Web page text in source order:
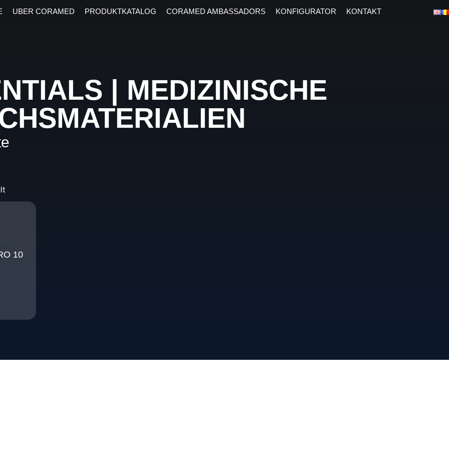
UBER CORAMED PRODUKTKATALOG CORAMED AMBASSADORS KONFIGURATOR KONTAKT
| MEDIZINISCHE
10